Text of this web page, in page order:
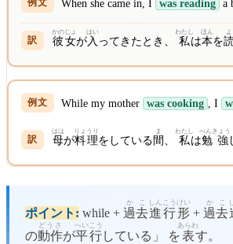
When she came in, I was reading a
彼女
かのじょ
が 入
はい
ってきたとき、 私
わたし
は本
ほん
を読
よ
While my mother was cooking , I
母
はは
が料理
りょうり
をしている間
ま
、 私
わたし
は勉強
べんきょう
ポイント: while + 過去
かこ
進行
しんこう
形
けい
+ 過去
かこ
の動作
どうさ
が平
へい
行
こう
している」 を表
あらわ
す。